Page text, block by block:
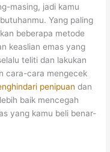
masing, jadi kamu
Yang paling
beberapa metode
keaslian emas yang
teliti dan lakukan
cara-cara mengecek
penipuan dan
baik mencegah
yang kamu beli benar-